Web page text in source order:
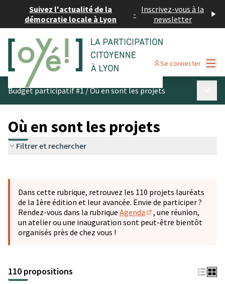
Suivez l'actualité de la
démocratie locale à Lyon
- Inscrivez-vous à la
newsletter
Se connecter
Budget participatif #1/Où en sont les projets
Où en sont les projets
Filtrer et rechercher
−
Dans cette rubrique, retrouvez les 110 projets lauréats
de la 1ère édition et leur avancée. Envie de participer ?
Rendez-vous dans la rubrique Agenda
(S'ouvre dans un
, une réunion,
un atelier ou une inauguration sont peut-être bientôt
organisés près de chez vous !
110 propositions